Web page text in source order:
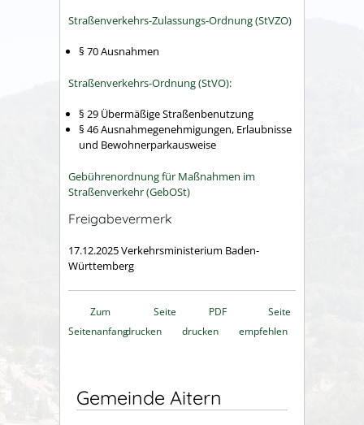
Straßenverkehrs-Zulassungs-Ordnung (StVZO)
§ 70 Ausnahmen
Straßenverkehrs-Ordnung (StVO):
§ 29 Übermäßige Straßenbenutzung
§ 46 Ausnahmegenehmigungen, Erlaubnisse
und Bewohnerparkausweise
Gebührenordnung für Maßnahmen im
Straßenverkehr (GebOSt)
Freigabevermerk
17.12.2025 Verkehrsministerium Baden-
Württemberg
Zum
Seitenanfang
Seite
drucken
PDF
drucken
Seite
empfehlen
Gemeinde Aitern